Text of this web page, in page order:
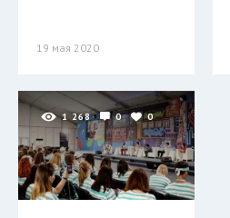
19 мая 2020
1 268 0 0